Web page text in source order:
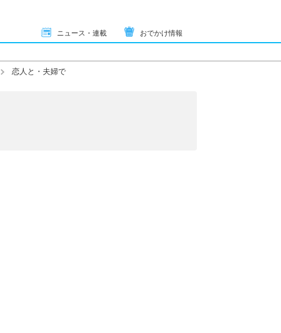
ニュース・連載 おでかけ情報
恋人と・夫婦で